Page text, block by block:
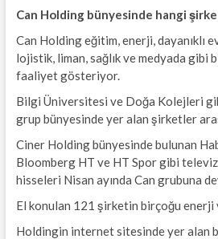
Can Holding bünyesinde hangi
Can Holding eğitim, enerji, dayanıklı
lojistik, liman, sağlık ve medyada gibi
faaliyet gösteriyor.
Bilgi Üniversitesi ve Doğa Kolejleri
grup bünyesinde yer alan şirketler
Ciner Holding bünyesinde bulunan
Bloomberg HT ve HT Spor gibi
hisseleri Nisan ayında Can grubuna
El konulan 121 şirketin birçoğu enerji
Holdingin internet sitesinde yer alan